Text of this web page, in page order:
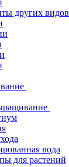
других видов
вода
для растений